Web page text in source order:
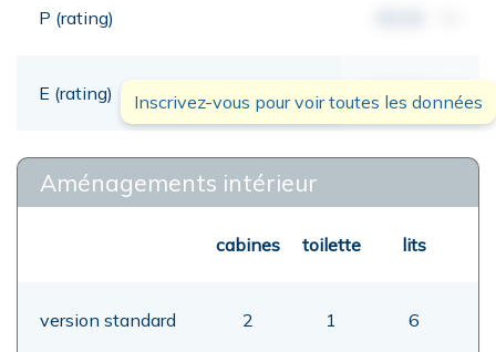
P (rating)
E (rating) 00,00
Inscrivez-vous pour voir toutes les données
Aménagements intérieur
cabines toilette lits
version standard 2 1 6